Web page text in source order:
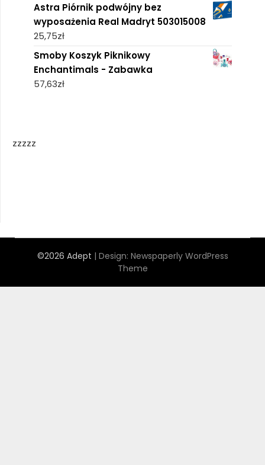
Astra Piórnik podwójny bez
wyposażenia Real Madryt 503015008
25,75zł
Smoby Koszyk Piknikowy
Enchantimals - Zabawka
57,63zł
zzzzz
©2026 Adept | Design: Newspaperly WordPress
Theme